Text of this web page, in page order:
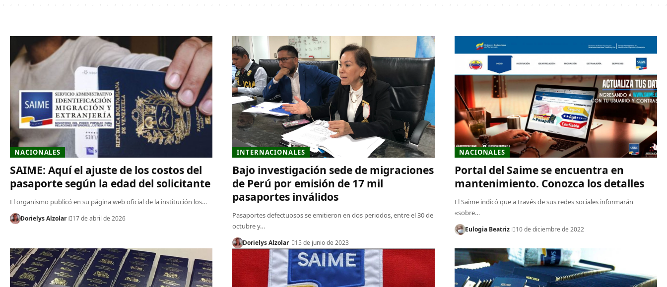
NACIONALES
SAIME: Aquí el ajuste de los costos del
pasaporte según la edad del solicitante
El organismo publicó en su página web oficial de la institución los…
Dorielys Alzolar 17 de abril de 2026
INTERNACIONALES
Bajo investigación sede de migraciones
de Perú por emisión de 17 mil
pasaportes inválidos
Pasaportes defectuosos se emitieron en dos periodos, entre el 30 de
octubre y…
Dorielys Alzolar 15 de junio de 2023
NACIONALES
Portal del Saime se encuentra en
mantenimiento. Conozca los detalles
El Saime indicó que a través de sus redes sociales informarán
«sobre…
Eulogia Beatriz 10 de diciembre de 2022